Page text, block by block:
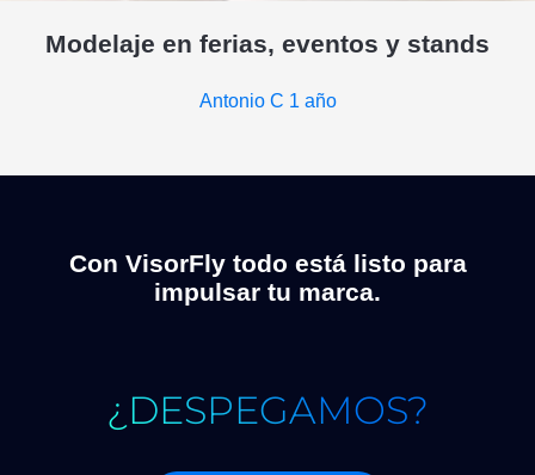
Modelaje en ferias, eventos y stands
Antonio C 1 año
Con VisorFly todo está listo para
impulsar tu marca.
¿DESPEGAMOS?